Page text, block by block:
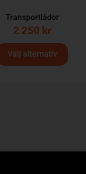
Transportlådor
2 250 kr
Välj alternativ